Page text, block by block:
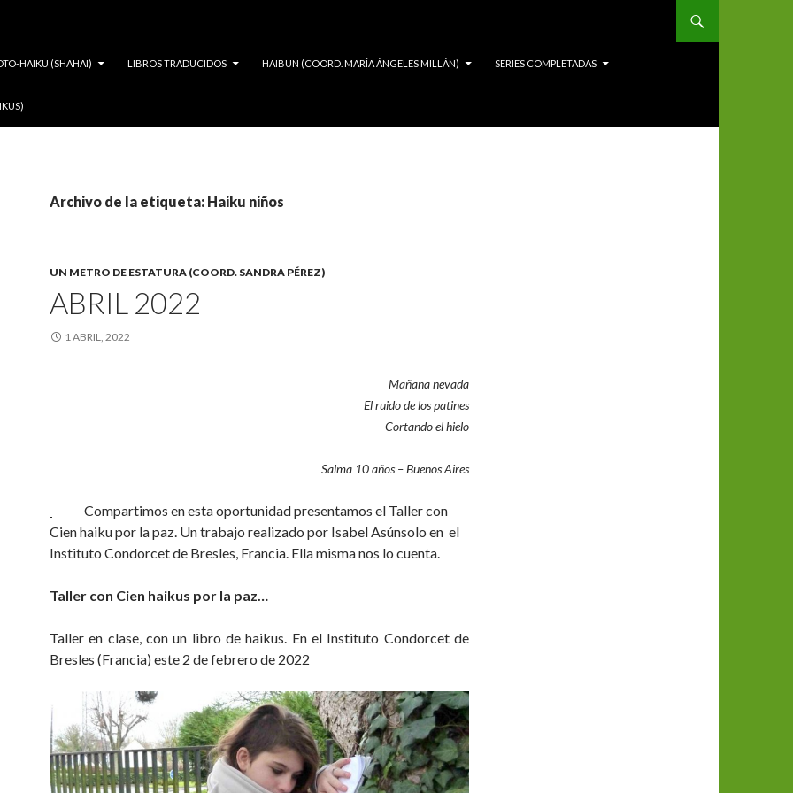
HAIKU (SHAHAI) LIBROS TRADUCIDOS HAIBUN (COORD. MARÍA ÁNGELES MILLÁN) SERIES COMPLETADAS
Archivo de la etiqueta: Haiku niños
UN METRO DE ESTATURA (COORD. SANDRA PÉREZ)
ABRIL 2022
1 ABRIL, 2022
Mañana nevada
El ruido de los patines
Cortando el hielo
Salma 10 años – Buenos Aires
Compartimos en esta oportunidad presentamos el Taller con
Cien haiku por la paz. Un trabajo realizado por Isabel Asúnsolo en el
Instituto Condorcet de Bresles, Francia. Ella misma nos lo cuenta.
Taller con Cien haikus por la paz…
Taller en clase, con un libro de haikus. En el Instituto Condorcet de
Bresles (Francia) este 2 de febrero de 2022